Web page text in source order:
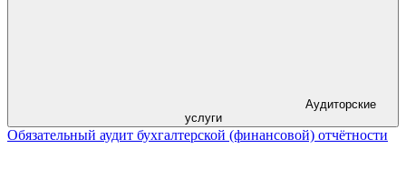
услуги
Обязательный аудит бухгалтерской (финансовой) отчётности